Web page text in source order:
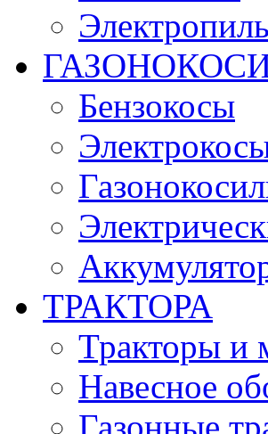
Бензокосы
ТРАКТОРА
Тракторы и
Навесное